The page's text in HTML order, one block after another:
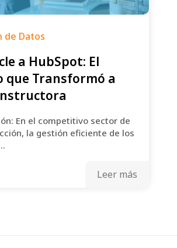
de Datos
a HubSpot: El
que Transformó a
En el competitivo sector de
la gestión eficiente de los
Leer más